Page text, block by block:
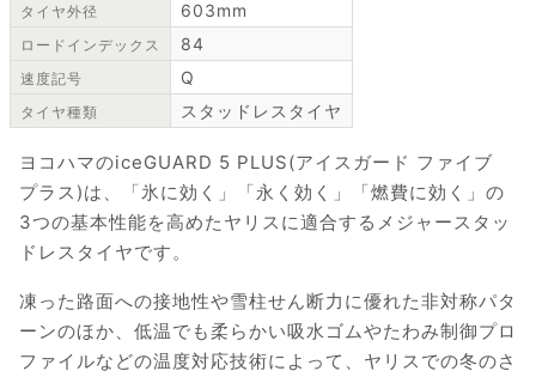
タイヤ外径 603mm
ロードインデックス 84
速度記号 Q
タイヤ種類 スタッドレスタイヤ
ヨコハマのiceGUARD 5 PLUS(アイスガード ファイブ
プラス)は、「氷に効く」「永く効く」「燃費に効く」の
3つの基本性能を高めたヤリスに適合するメジャースタッ
ドレスタイヤです。
凍った路面への接地性や雪柱せん断力に優れた非対称パタ
ーンのほか、低温でも柔らかい吸水ゴムやたわみ制御プロ
ファイルなどの温度対応技術によって、ヤリスでの冬のさ